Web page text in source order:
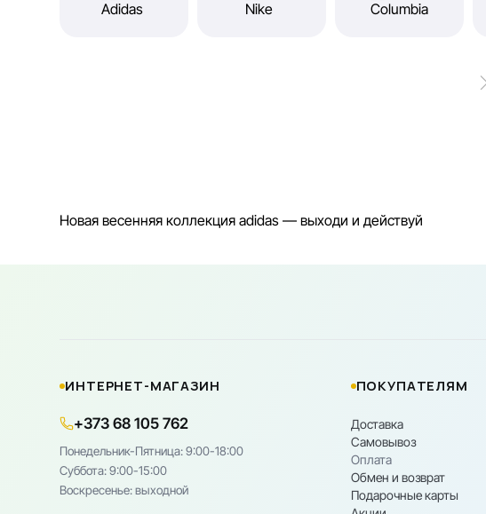
Новая весенняя коллекция adidas — выходи и действуй
ИНТЕРНЕТ-МАГАЗИН
+373 68 105 762
Понедельник-Пятница: 9:00-18:00
Cуббота: 9:00-15:00
Воскресенье: выходной
ПОКУПАТЕЛЯМ
Доставка
Самовывоз
Оплата
Обмен и возврат
Подарочные карты